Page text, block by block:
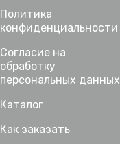
Каталог
Как заказать
Политика
конфиденциальности
Согласие на
обработку
персональных данных